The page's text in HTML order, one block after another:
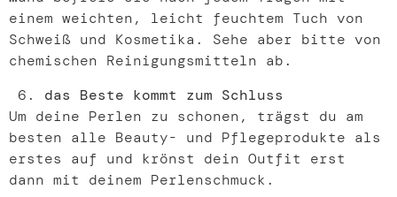
einem weichten, leicht feuchtem Tuch von
Schweiß und Kosmetika. Sehe aber bitte von
chemischen Reinigungsmitteln ab.
das Beste kommt zum Schluss
Um deine Perlen zu schonen, trägst du am
besten alle Beauty- und Pflegeprodukte als
erstes auf und krönst dein Outfit erst
dann mit deinem Perlenschmuck.